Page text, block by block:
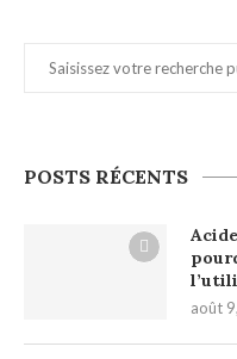
POSTS RÉCENTS
août